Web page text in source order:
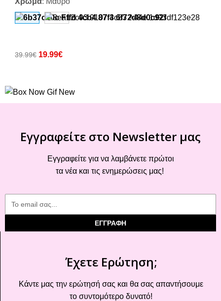
39.99€ 19.99€
Εγγραφείτε στο Newsletter μας
Εγγραφείτε για να λαμβάνετε πρώτοι
τα νέα και τις ενημερώσεις μας!
ΕΓΓΡΑΦΗ
Έχετε Ερώτηση;
Κάντε μας την ερώτησή σας και θα σας απαντήσουμε
το συντομότερο δυνατό!